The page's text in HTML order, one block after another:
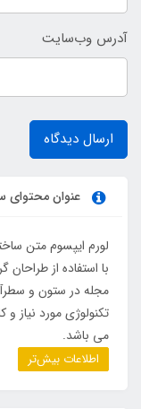
آدرس وب‌سایت
ارسال دیدگاه
عنوان محتوای
لورم ایپسوم متن
با استفاده از
مجله در ستون و
تکنولوژی مورد نیاز و
می باشد.
اطلاعات بیش‌تر